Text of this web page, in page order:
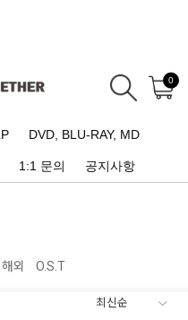
0
DVD, BLU-RAY, MD
1:1 문의 공지사항
해외 O.S.T